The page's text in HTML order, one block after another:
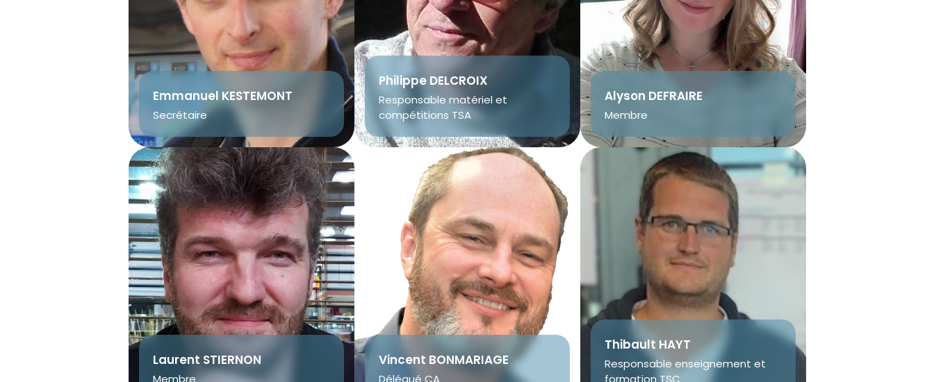
Emmanuel KESTEMONT
Secrétaire
Philippe DELCROIX
Responsable matériel et
compétitions TSA
Alyson DEFRAIRE
Membre
Laurent STIERNON
Membre
Vincent BONMARIAGE
Délégué CA
Thibault HAYT
Responsable enseignement et
formation TSC